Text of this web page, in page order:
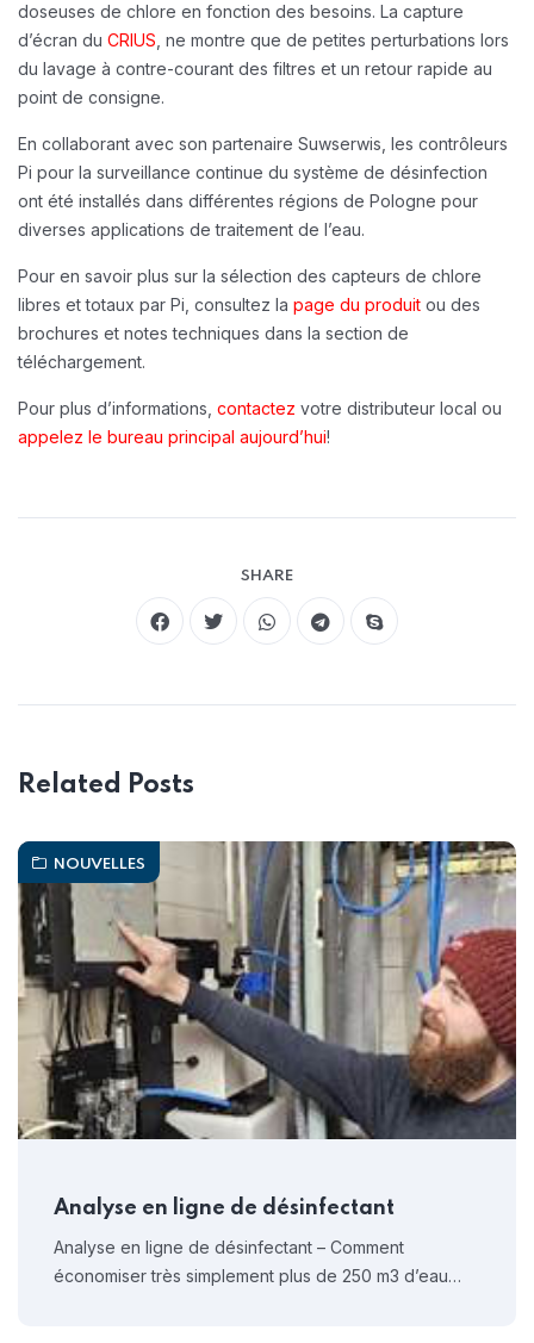
doseuses de chlore en fonction des besoins. La capture
d’écran du CRIUS , ne montre que de petites perturbations lors
du lavage à contre-courant des filtres et un retour rapide au
point de consigne.
En collaborant avec son partenaire Suwserwis, les contrôleurs
Pi pour la surveillance continue du système de désinfection
ont été installés dans différentes régions de Pologne pour
diverses applications de traitement de l’eau.
Pour en savoir plus sur la sélection des capteurs de chlore
libres et totaux par Pi, consultez la page du produit ou des
brochures et notes techniques dans la section de
téléchargement.
Pour plus d’informations, contactez votre distributeur local ou
appelez le bureau principal aujourd’hui!
SHARE
Related Posts
NOUVELLES
Analyse en ligne de désinfectant
Analyse en ligne de désinfectant – Comment
économiser très simplement plus de 250 m3 d’eau…